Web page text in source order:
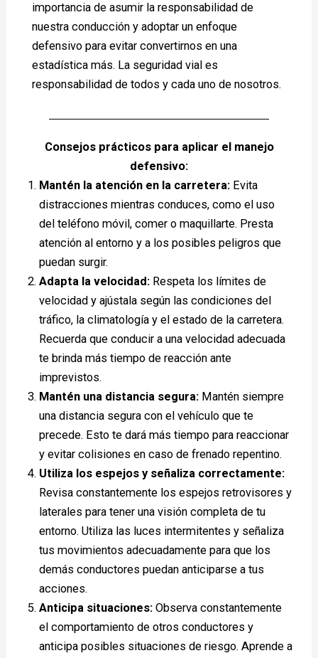
importancia de asumir la responsabilidad de
nuestra conducción y adoptar un enfoque
defensivo para evitar convertirnos en una
estadística más. La seguridad vial es
responsabilidad de todos y cada uno de nosotros.
Consejos prácticos para aplicar el manejo
defensivo:
Mantén la atención en la carretera: Evita
distracciones mientras conduces, como el uso
del teléfono móvil, comer o maquillarte. Presta
atención al entorno y a los posibles peligros que
puedan surgir.
Adapta la velocidad: Respeta los límites de
velocidad y ajústala según las condiciones del
tráfico, la climatología y el estado de la carretera.
Recuerda que conducir a una velocidad adecuada
te brinda más tiempo de reacción ante
imprevistos.
Mantén una distancia segura: Mantén siempre
una distancia segura con el vehículo que te
precede. Esto te dará más tiempo para reaccionar
y evitar colisiones en caso de frenado repentino.
Utiliza los espejos y señaliza correctamente:
Revisa constantemente los espejos retrovisores y
laterales para tener una visión completa de tu
entorno. Utiliza las luces intermitentes y señaliza
tus movimientos adecuadamente para que los
demás conductores puedan anticiparse a tus
acciones.
Anticipa situaciones: Observa constantemente
el comportamiento de otros conductores y
anticipa posibles situaciones de riesgo. Aprende a